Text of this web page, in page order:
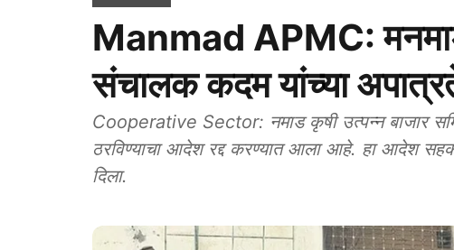
Manmad APMC:
संचालक कदम यांच्या
Cooperative Sector: नमाड कृषी उत्पन्न बाजार
ठरविण्याचा आदेश रद्द करण्यात आला आहे. हा आदेश
दिला.